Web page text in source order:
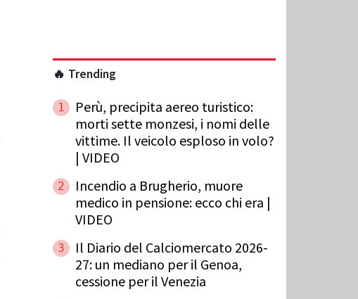
🔥 Trending
1
Perù, precipita aereo turistico:
morti sette monzesi, i nomi delle
vittime. Il veicolo esploso in volo?
| VIDEO
2
Incendio a Brugherio, muore
medico in pensione: ecco chi era |
VIDEO
3
Il Diario del Calciomercato 2026-
27: un mediano per il Genoa,
cessione per il Venezia